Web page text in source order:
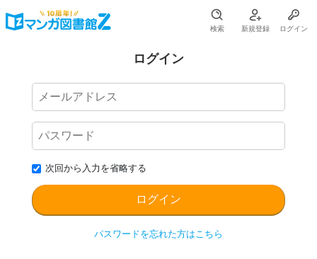
検索 新規登録 ログイン
ログイン
次回から入力を省略する
パスワードを忘れた方はこちら